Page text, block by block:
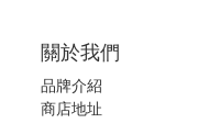
249x229cm(98"x90")
(2)
雙人
關於我們
品牌介紹
商店地址